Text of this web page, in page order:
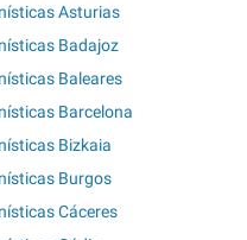
Asturias
Badajoz
Baleares
Barcelona
Bizkaia
Burgos
Cáceres